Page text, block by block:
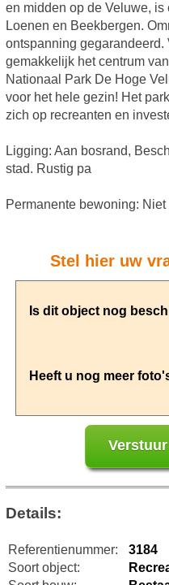
en midden op de Veluwe,
Loenen en Beekbergen.
ontspanning gegarandeerd.
gemakkelijk het centrum
Nationaal Park De Hoge
voor het hele gezin! Het
zich op recreanten en
Ligging: Aan bosrand,
stad. Rustig pa
Permanente bewoning: Niet
Stel hier uw
Details:
Referentienummer:
3184
Soort object: